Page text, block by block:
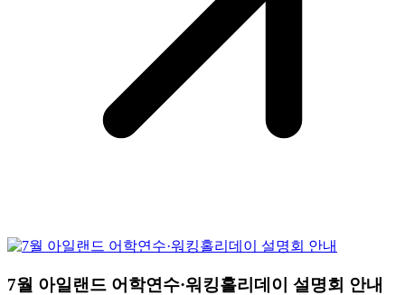
7월 아일랜드 어학연수·워킹홀리데이 설명회 안내